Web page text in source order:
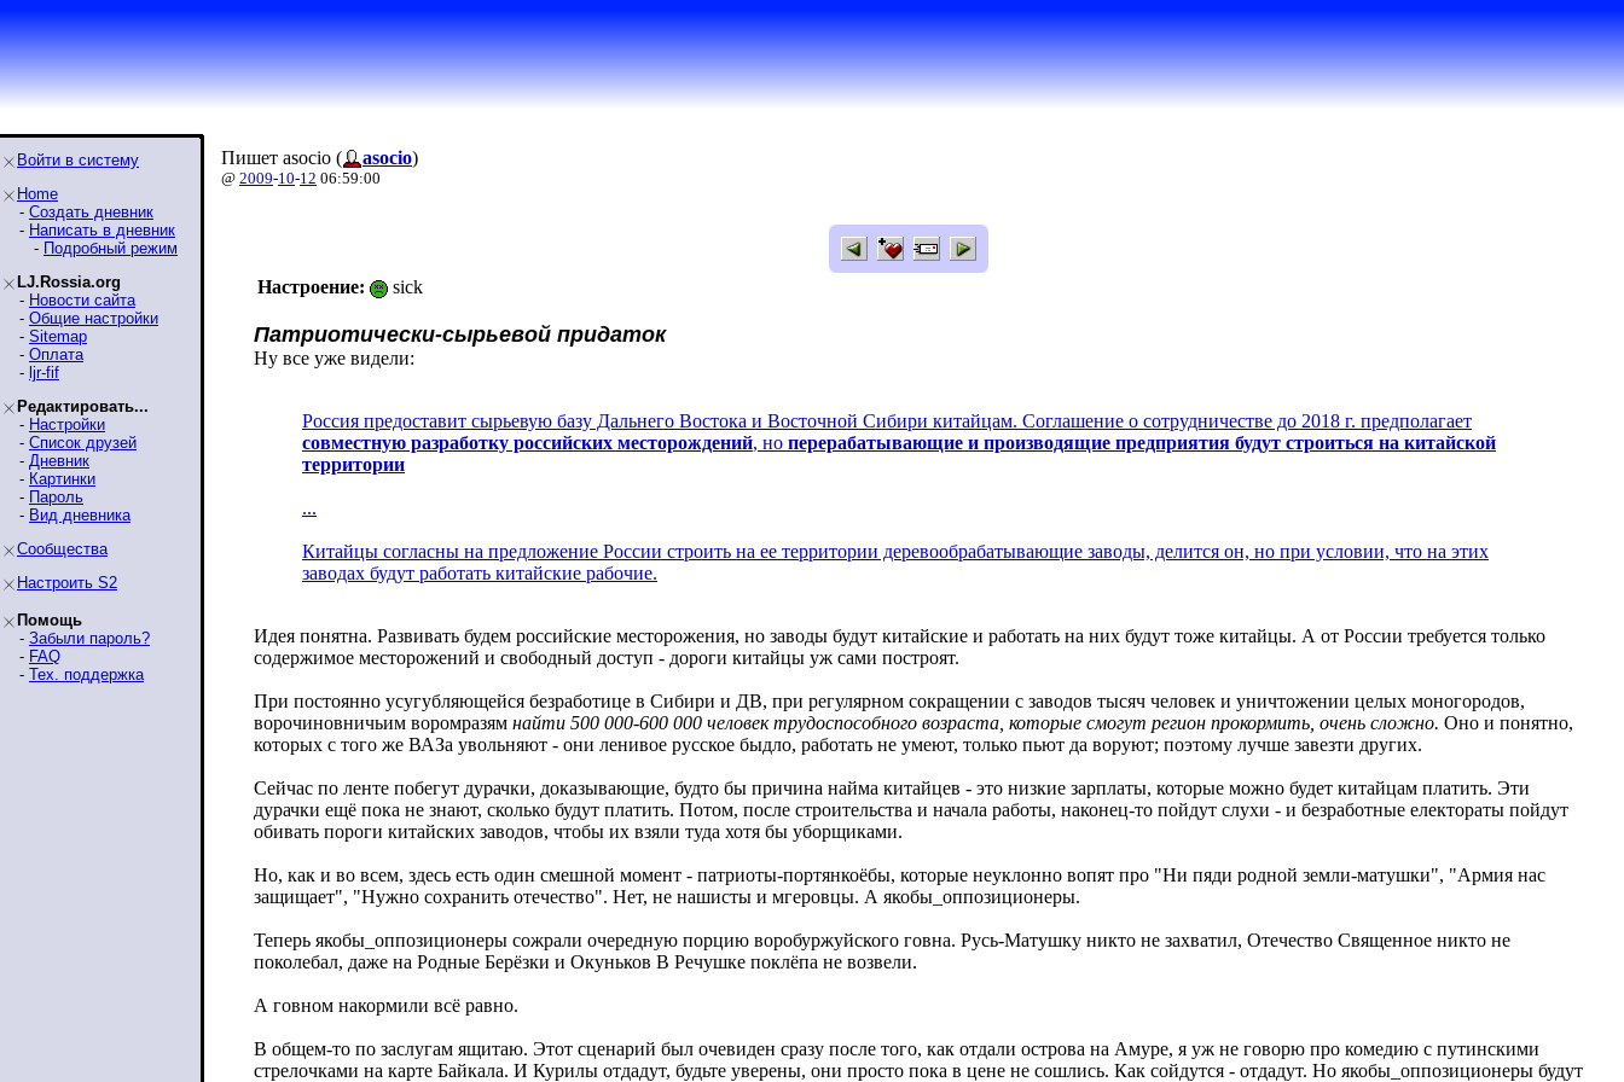
Войти в систему
Home
- Создать дневник
- Написать в дневник
- Подробный режим
LJ.Rossia.org
- Новости сайта
- Общие настройки
- Sitemap
- Оплата
- ljr-fif
Редактировать...
- Настройки
- Список друзей
- Дневник
- Картинки
- Пароль
- Вид дневника
Сообщества
Настроить S2
Помощь
- Забыли пароль?
- FAQ
- Тех. поддержка
Пишет asocio ( asocio)
@ 2009-10-12 06:59:00
Настроение: sick
Патриотически-сырьевой придаток
Ну все уже видели:
Россия предоставит сырьевую базу Дальнего Востока и Восточной Сибири китайцам. Соглашение о сотрудничестве до 2018 г. предполагает
совместную разработку российских месторождений, но перерабатывающие и производящие предприятия будут строиться на китайской
территории
...
Китайцы согласны на предложение России строить на ее территории деревообрабатывающие заводы, делится он, но при условии, что на этих
заводах будут работать китайские рабочие.
Идея понятна. Развивать будем российские месторожения, но заводы будут китайские и работать на них будут тоже китайцы. А от России требуется только
содержимое месторожений и свободный доступ - дороги китайцы уж сами построят.
При постоянно усугубляющейся безработице в Сибири и ДВ, при регулярном сокращении с заводов тысяч человек и уничтожении целых моногородов,
ворочиновничьим воромразям найти 500 000-600 000 человек трудоспособного возраста, которые смогут регион прокормить, очень сложно. Оно и понятно,
которых с того же ВАЗа увольняют - они ленивое русское быдло, работать не умеют, только пьют да воруют; поэтому лучше завезти других.
Сейчас по ленте побегут дурачки, доказывающие, будто бы причина найма китайцев - это низкие зарплаты, которые можно будет китайцам платить. Эти
дурачки ещё пока не знают, сколько будут платить. Потом, после строительства и начала работы, наконец-то пойдут слухи - и безработные електораты пойдут
обивать пороги китайских заводов, чтобы их взяли туда хотя бы уборщиками.
Но, как и во всем, здесь есть один смешной момент - патриоты-портянкоёбы, которые неуклонно вопят про "Ни пяди родной земли-матушки", "Армия нас
защищает", "Нужно сохранить отечество". Нет, не нашисты и мгеровцы. А якобы_оппозиционеры.
Теперь якобы_оппозиционеры сожрали очередную порцию воробуржуйского говна. Русь-Матушку никто не захватил, Отечество Священное никто не
поколебал, даже на Родные Берёзки и Окуньков В Речушке поклёпа не возвели.
А говном накормили всё равно.
В общем-то по заслугам ящитаю. Этот сценарий был очевиден сразу после того, как отдали острова на Амуре, я уж не говорю про комедию с путинскими
стрелочками на карте Байкала. И Курилы отдадут, будьте уверены, они просто пока в цене не сошлись. Как сойдутся - отдадут. Но якобы_оппозиционеры будут